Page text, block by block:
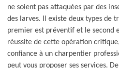
ne soient pas attaquées par des
des larves. Il existe deux types de
premier est préventif et le second
réussite de cette opération
confiance à un charpentier
peut vous proposer ses services.